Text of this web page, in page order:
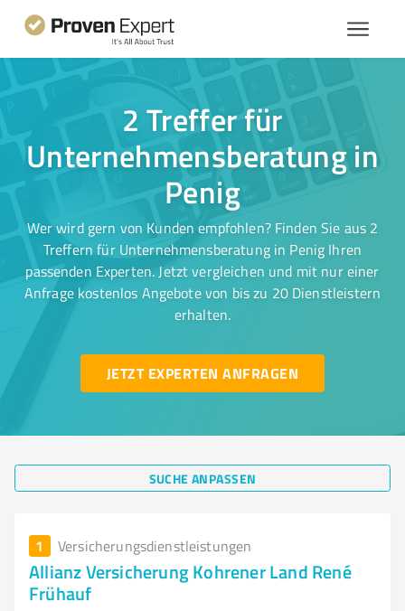
2 Treffer für
Unternehmensberatung in
Penig
Wer wird gern von Kunden empfohlen? Finden Sie aus 2
Treffern für Unternehmensberatung in Penig Ihren
passenden Experten. Jetzt vergleichen und mit nur einer
Anfrage kostenlos Angebote von bis zu 20 Dienstleistern
erhalten.
JETZT EXPERTEN ANFRAGEN
SUCHE ANPASSEN
1 Versicherungsdienstleistungen
Allianz Versicherung Kohrener Land René
Frühauf